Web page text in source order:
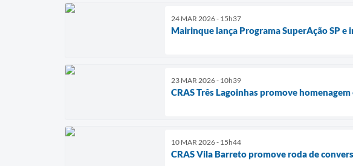
24 MAR 2026 - 15h37
Mairinque lança Programa SuperAção SP
23 MAR 2026 - 10h39
CRAS Três Lagoinhas promove
10 MAR 2026 - 15h44
CRAS Vila Barreto promove roda de